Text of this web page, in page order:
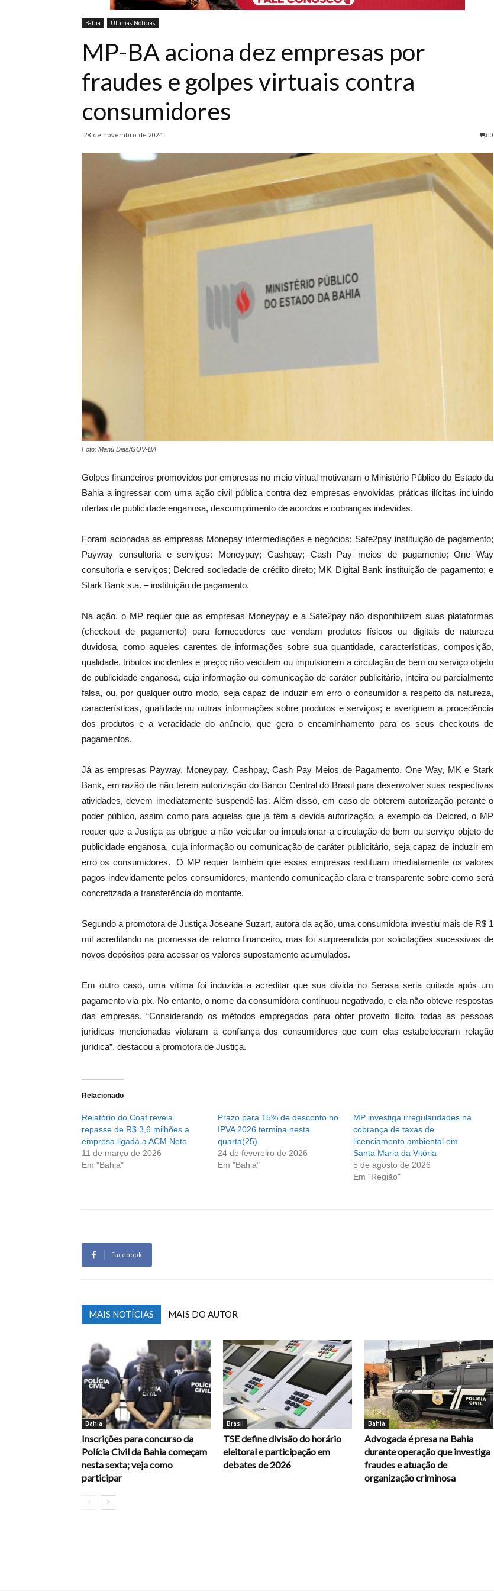
Bahia Últimas Notícias
MP-BA aciona dez empresas por
fraudes e golpes virtuais contra
consumidores
28 de novembro de 2024 0
Foto: Manu Dias/GOV-BA
Golpes financeiros promovidos por empresas no meio virtual motivaram o Ministério Público do Estado da
Bahia a ingressar com uma ação civil pública contra dez empresas envolvidas práticas ilícitas incluindo
ofertas de publicidade enganosa, descumprimento de acordos e cobranças indevidas.
Foram acionadas as empresas Monepay intermediações e negócios; Safe2pay instituição de pagamento;
Payway consultoria e serviços: Moneypay; Cashpay; Cash Pay meios de pagamento; One Way
consultoria e serviços; Delcred sociedade de crédito direto; MK Digital Bank instituição de pagamento; e
Stark Bank s.a. – instituição de pagamento.
Na ação, o MP requer que as empresas Moneypay e a Safe2pay não disponibilizem suas plataformas
(checkout de pagamento) para fornecedores que vendam produtos físicos ou digitais de natureza
duvidosa, como aqueles carentes de informações sobre sua quantidade, características, composição,
qualidade, tributos incidentes e preço; não veiculem ou impulsionem a circulação de bem ou serviço objeto
de publicidade enganosa, cuja informação ou comunicação de caráter publicitário, inteira ou parcialmente
falsa, ou, por qualquer outro modo, seja capaz de induzir em erro o consumidor a respeito da natureza,
características, qualidade ou outras informações sobre produtos e serviços; e averiguem a procedência
dos produtos e a veracidade do anúncio, que gera o encaminhamento para os seus checkouts de
pagamentos.
Já as empresas Payway, Moneypay, Cashpay, Cash Pay Meios de Pagamento, One Way, MK e Stark
Bank, em razão de não terem autorização do Banco Central do Brasil para desenvolver suas respectivas
atividades, devem imediatamente suspendê-las. Além disso, em caso de obterem autorização perante o
poder público, assim como para aquelas que já têm a devida autorização, a exemplo da Delcred, o MP
requer que a Justiça as obrigue a não veicular ou impulsionar a circulação de bem ou serviço objeto de
publicidade enganosa, cuja informação ou comunicação de caráter publicitário, seja capaz de induzir em
erro os consumidores. O MP requer também que essas empresas restituam imediatamente os valores
pagos indevidamente pelos consumidores, mantendo comunicação clara e transparente sobre como será
concretizada a transferência do montante.
Segundo a promotora de Justiça Joseane Suzart, autora da ação, uma consumidora investiu mais de R$ 1
mil acreditando na promessa de retorno financeiro, mas foi surpreendida por solicitações sucessivas de
novos depósitos para acessar os valores supostamente acumulados.
Em outro caso, uma vítima foi induzida a acreditar que sua dívida no Serasa seria quitada após um
pagamento via pix. No entanto, o nome da consumidora continuou negativado, e ela não obteve respostas
das empresas. “Considerando os métodos empregados para obter proveito ilícito, todas as pessoas
jurídicas mencionadas violaram a confiança dos consumidores que com elas estabeleceram relação
jurídica”, destacou a promotora de Justiça.
Relacionado
Relatório do Coaf revela
repasse de R$ 3,6 milhões a
empresa ligada a ACM Neto
11 de março de 2026
Em "Bahia"
Prazo para 15% de desconto no
IPVA 2026 termina nesta
quarta(25)
24 de fevereiro de 2026
Em "Bahia"
MP investiga irregularidades na
cobrança de taxas de
licenciamento ambiental em
Santa Maria da Vitória
5 de agosto de 2026
Em "Região"
Facebook
MAIS NOTÍCIAS MAIS DO AUTOR
Bahia
Inscrições para concurso da
Polícia Civil da Bahia começam
nesta sexta; veja como
participar
Brasil
TSE define divisão do horário
eleitoral e participação em
debates de 2026
Bahia
Advogada é presa na Bahia
durante operação que investiga
fraudes e atuação de
organização criminosa